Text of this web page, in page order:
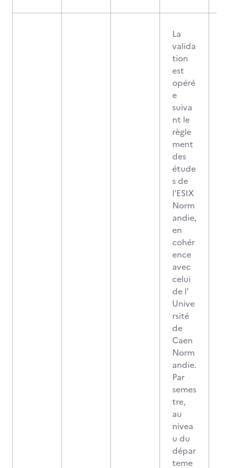
La
valida
tion
est
opéré
e
suiva
nt le
règle
ment
des
étude
s de
l’ESIX
Norm
andie,
en
cohér
ence
avec
celui
de l’
Unive
rsité
de
Caen
Norm
andie.
Par
semes
tre,
au
nivea
u du
dépar
teme